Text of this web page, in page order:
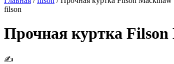
filson
Прочная куртка
✍